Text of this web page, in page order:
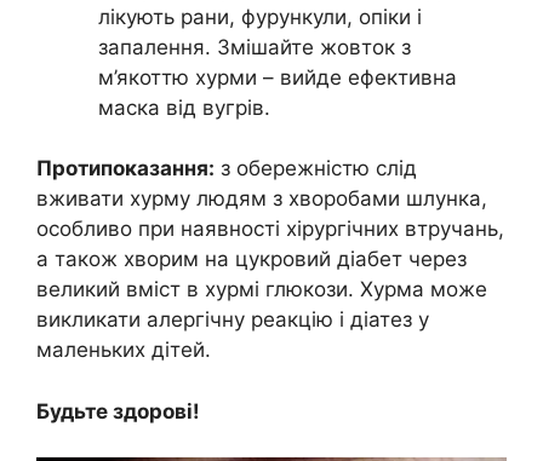
лікують рани, фурункули, опіки і
запалення. Змішайте жовток з
м’якоттю хурми – вийде ефективна
маска від вугрів.
Протипоказання: з обережністю слід
вживати хурму людям з хворобами шлунка,
особливо при наявності хірургічних втручань,
а також хворим на цукровий діабет через
великий вміст в хурмі глюкози. Хурма може
викликати алергічну реакцію і діатез у
маленьких дітей.
Будьте здорові!